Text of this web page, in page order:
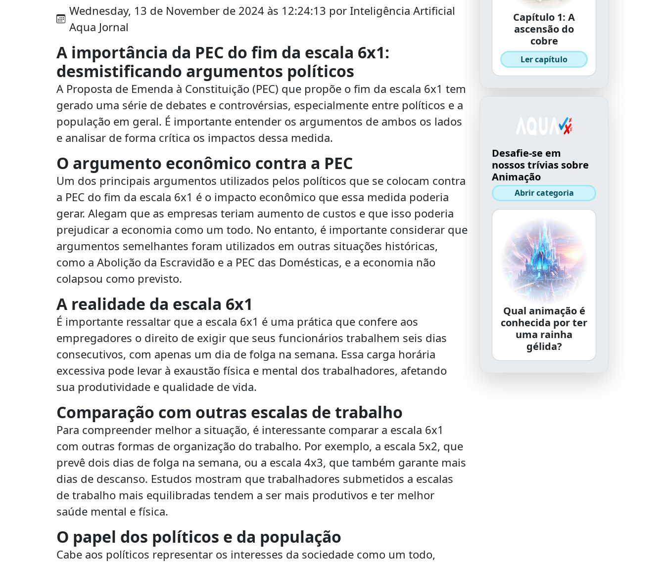
Wednesday, 13 de November de 2024 às 12:24:13 por Inteligência Artificial
Aqua Jornal
A importância da PEC do fim da escala 6x1:
desmistificando argumentos políticos
A Proposta de Emenda à Constituição (PEC) que propõe o fim da escala 6x1 tem
gerado uma série de debates e controvérsias, especialmente entre políticos e a
população em geral. É importante entender os argumentos de ambos os lados
e analisar de forma crítica os impactos dessa medida.
O argumento econômico contra a PEC
Um dos principais argumentos utilizados pelos políticos que se colocam contra
a PEC do fim da escala 6x1 é o impacto econômico que essa medida poderia
gerar. Alegam que as empresas teriam aumento de custos e que isso poderia
prejudicar a economia como um todo. No entanto, é importante considerar que
argumentos semelhantes foram utilizados em outras situações históricas,
como a Abolição da Escravidão e a PEC das Domésticas, e a economia não
colapsou como previsto.
A realidade da escala 6x1
É importante ressaltar que a escala 6x1 é uma prática que confere aos
empregadores o direito de exigir que seus funcionários trabalhem seis dias
consecutivos, com apenas um dia de folga na semana. Essa carga horária
excessiva pode levar à exaustão física e mental dos trabalhadores, afetando
sua produtividade e qualidade de vida.
Comparação com outras escalas de trabalho
Para compreender melhor a situação, é interessante comparar a escala 6x1
com outras formas de organização do trabalho. Por exemplo, a escala 5x2, que
prevê dois dias de folga na semana, ou a escala 4x3, que também garante mais
dias de descanso. Estudos mostram que trabalhadores submetidos a escalas
de trabalho mais equilibradas tendem a ser mais produtivos e ter melhor
saúde mental e física.
O papel dos políticos e da população
Cabe aos políticos representar os interesses da sociedade como um todo,
Capítulo 1: A
ascensão do
cobre
Ler capítulo
Desafie-se em
nossos trívias sobre
Animação
Abrir categoria
Qual animação é
conhecida por ter
uma rainha
gélida?